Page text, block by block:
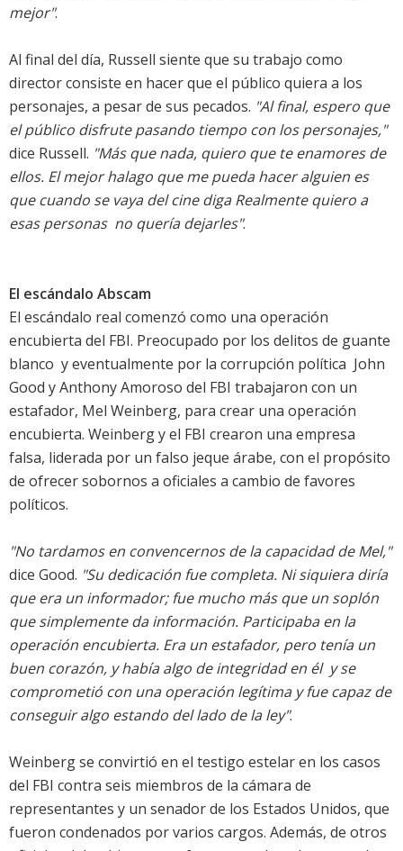
mejor".
Al final del día, Russell siente que su trabajo como
director consiste en hacer que el público quiera a los
personajes, a pesar de sus pecados. "Al final, espero que
el público disfrute pasando tiempo con los personajes,"
dice Russell. "Más que nada, quiero que te enamores de
ellos. El mejor halago que me pueda hacer alguien es
que cuando se vaya del cine diga Realmente quiero a
esas personas  no quería dejarles".
El escándalo Abscam
El escándalo real comenzó como una operación
encubierta del FBI. Preocupado por los delitos de guante
blanco  y eventualmente por la corrupción política  John
Good y Anthony Amoroso del FBI trabajaron con un
estafador, Mel Weinberg, para crear una operación
encubierta. Weinberg y el FBI crearon una empresa
falsa, liderada por un falso jeque árabe, con el propósito
de ofrecer sobornos a oficiales a cambio de favores
políticos.
"No tardamos en convencernos de la capacidad de Mel,"
dice Good. "Su dedicación fue completa. Ni siquiera diría
que era un informador; fue mucho más que un soplón
que simplemente da información. Participaba en la
operación encubierta. Era un estafador, pero tenía un
buen corazón, y había algo de integridad en él  y se
comprometió con una operación legítima y fue capaz de
conseguir algo estando del lado de la ley".
Weinberg se convirtió en el testigo estelar en los casos
del FBI contra seis miembros de la cámara de
representantes y un senador de los Estados Unidos, que
fueron condenados por varios cargos. Además, de otros